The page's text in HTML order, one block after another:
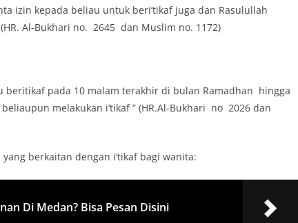
izin kepada beliau untuk beri’tikaf juga dan Rasulullah
Al-Bukhari no. 2645 dan Muslim no. 1172)
beritikaf pada 10 malam terakhir di bulan Ramadhan hingga
melakukan i’tikaf ” (HR.Al-Bukhari no 2026 dan
berkaitan dengan i’tikaf bagi wanita:
Di Medan? Bisa Pesan Disini